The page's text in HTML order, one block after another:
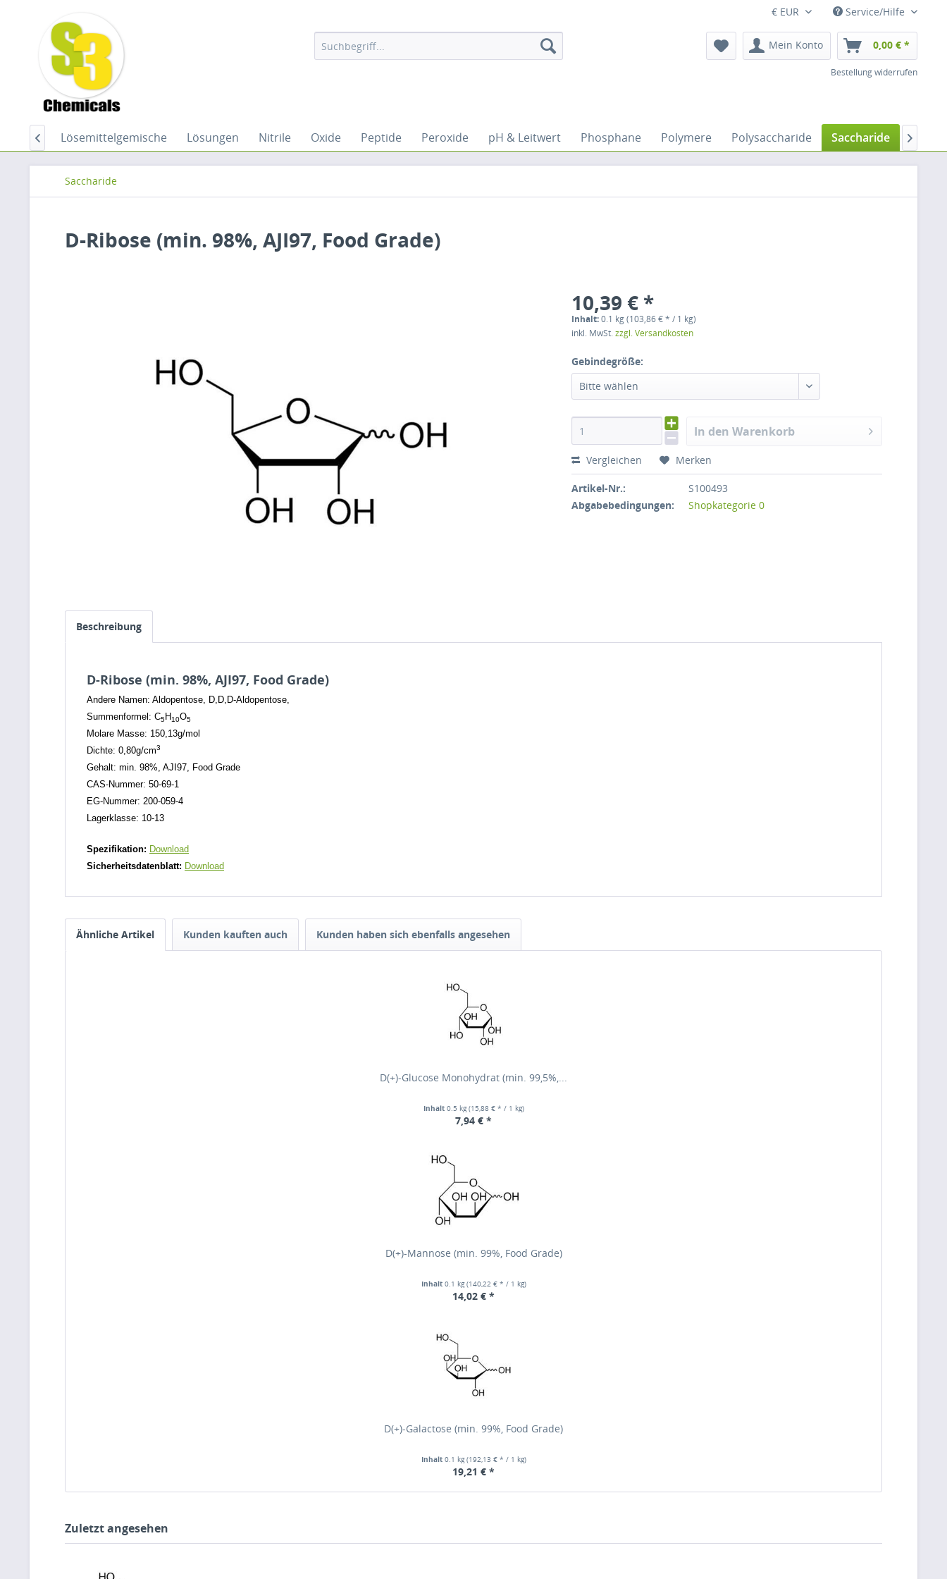
€ EUR Service/Hilfe
Mein Konto 0,00 € *
Bestellung widerrufen
Lösemittelgemische Lösungen Nitrile Oxide Peptide Peroxide pH & Leitwert Phosphane Polymere Polysaccharide Saccharide Salze
 
Saccharide
D-Ribose (min. 98%, AJI97, Food Grade)
10,39 € *
Inhalt:0.1 kg (103,86 € * / 1 kg)
inkl. MwSt.zzgl. Versandkosten
Gebindegröße:
Bitte wählen
In den Warenkorb
Vergleichen Merken
Artikel-Nr.:
S100493
Abgabebedingungen:
Shopkategorie 0
Beschreibung
D-Ribose (min. 98%, AJI97, Food Grade)
Andere Namen: Aldopentose, D,D,D-Aldopentose,
Summenformel: C5H10O5
Molare Masse: 150,13g/mol
Dichte: 0,80g/cm3
Gehalt: min. 98%, AJI97, Food Grade
CAS-Nummer: 50-69-1
EG-Nummer: 200-059-4
Lagerklasse: 10-13
Spezifikation: Download
Sicherheitsdatenblatt: Download
Ähnliche Artikel Kunden kauften auch Kunden haben sich ebenfalls angesehen
D(+)-Glucose Monohydrat (min. 99,5%,...
Inhalt 0.5 kg(15,88 € * / 1 kg)
7,94 € *
D(+)-Mannose (min. 99%, Food Grade)
Inhalt 0.1 kg(140,22 € * / 1 kg)
14,02 € *
D(+)-Galactose (min. 99%, Food Grade)
Inhalt 0.1 kg(192,13 € * / 1 kg)
19,21 € *
Zuletzt angesehen